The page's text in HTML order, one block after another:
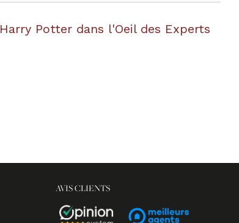
Harry Potter dans l'Oeil des Experts
AVIS CLIENTS